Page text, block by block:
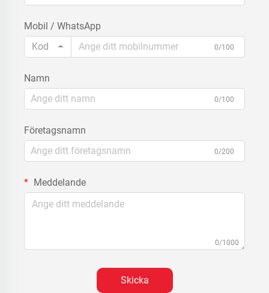
Mobil / WhatsApp
Kod
0/100
Namn
0/100
Företagsnamn
0/200
Meddelande
0/1000
Skicka